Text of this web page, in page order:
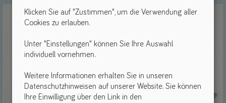
Klicken Sie auf "Zustimmen", um die Verwendung aller
Cookies zu erlauben.
Unter "Einstellungen" können Sie Ihre Auswahl
individuell vornehmen.
Weitere Informationen erhalten Sie in unseren
Datenschutzhinweisen auf unserer Website. Sie können
Ihre Einwilligung über den Link in den